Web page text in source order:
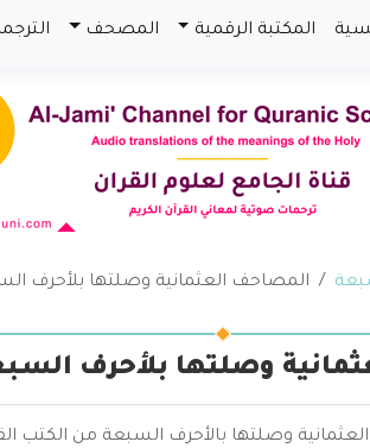
المكتبة الرقمية المصحف
المصاحف العثمانية وصلتها بلأحرف
وصلتها بلأحرف
وصلتها بالأحرف السبعة من الكتب